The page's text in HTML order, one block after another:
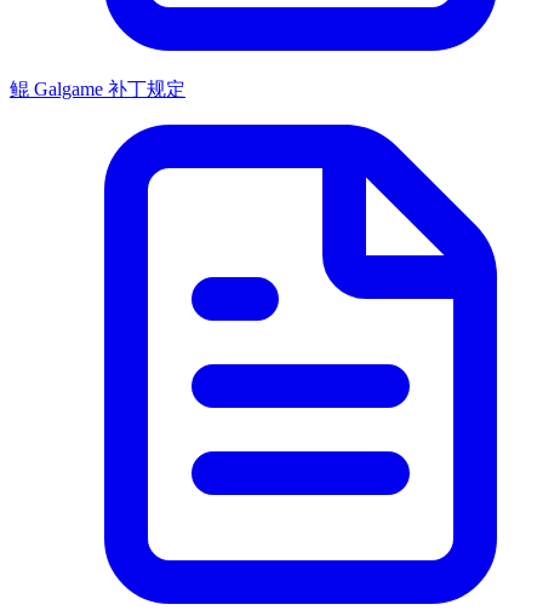
鲲 Galgame 补丁规定